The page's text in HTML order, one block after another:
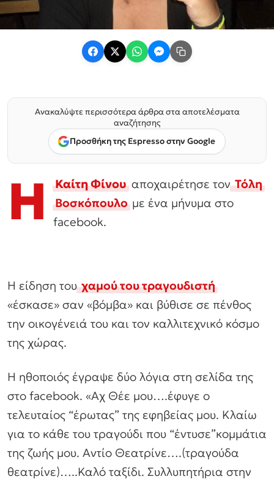
Ανακαλύψτε περισσότερα άρθρα στα αποτελέσματα
αναζήτησης
Προσθήκη της Espresso στην Google
Η Καίτη Φίνουαποχαιρέτησε τονΤόλη
Βοσκόπουλο με ένα μήνυμα στο
facebook.
Η είδηση τουχαμού του τραγουδιστή
«έσκασε» σαν «βόμβα» και βύθισε σε πένθος
την οικογένειά του και τον καλλιτεχνικό κόσμο
της χώρας.
Η ηθοποιός έγραψε δύο λόγια στη σελίδα της
στο facebook. «Αχ Θέε μου….έφυγε ο
τελευταίος “έρωτας” της εφηβείας μου. Κλαίω
για το κάθε του τραγούδι που “έντυσε”κομμάτια
της ζωής μου. Αντίο Θεατρίνε….(τραγούδα
θεατρίνε)…..Καλό ταξίδι. Συλλυπητήρια στην